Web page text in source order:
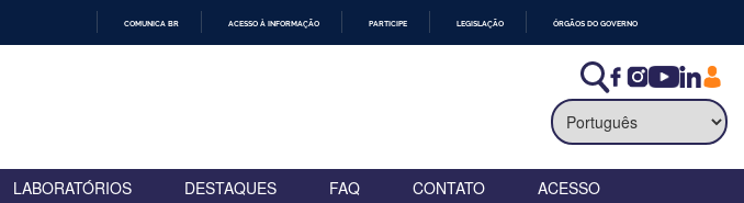
COMUNICA BR ACESSO À INFORMAÇÃO PARTICIPE LEGISLAÇÃO ÓRGÃOS DO GOVERNO
LABORATÓRIOS DESTAQUES FAQ CONTATO ACESSO